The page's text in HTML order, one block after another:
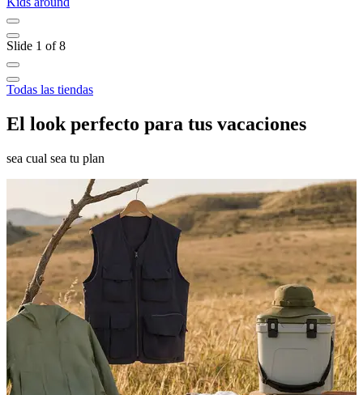
Slide 1 of 8
Todas las tiendas
El look perfecto para tus vacaciones
sea cual sea tu plan